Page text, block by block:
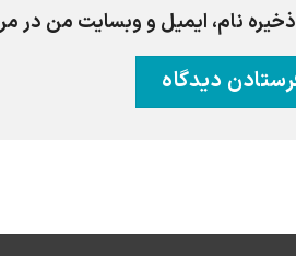
ذخیره نام، ایمیل و وبسایت من در